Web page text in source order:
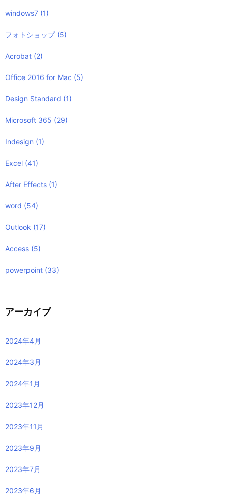
windows7 (1)
フォトショップ (5)
Acrobat (2)
Office 2016 for Mac (5)
Design Standard (1)
Microsoft 365 (29)
Indesign (1)
Excel (41)
After Effects (1)
word (54)
Outlook (17)
Access (5)
powerpoint (33)
アーカイブ
2024年4月
2024年3月
2024年1月
2023年12月
2023年11月
2023年9月
2023年7月
2023年6月